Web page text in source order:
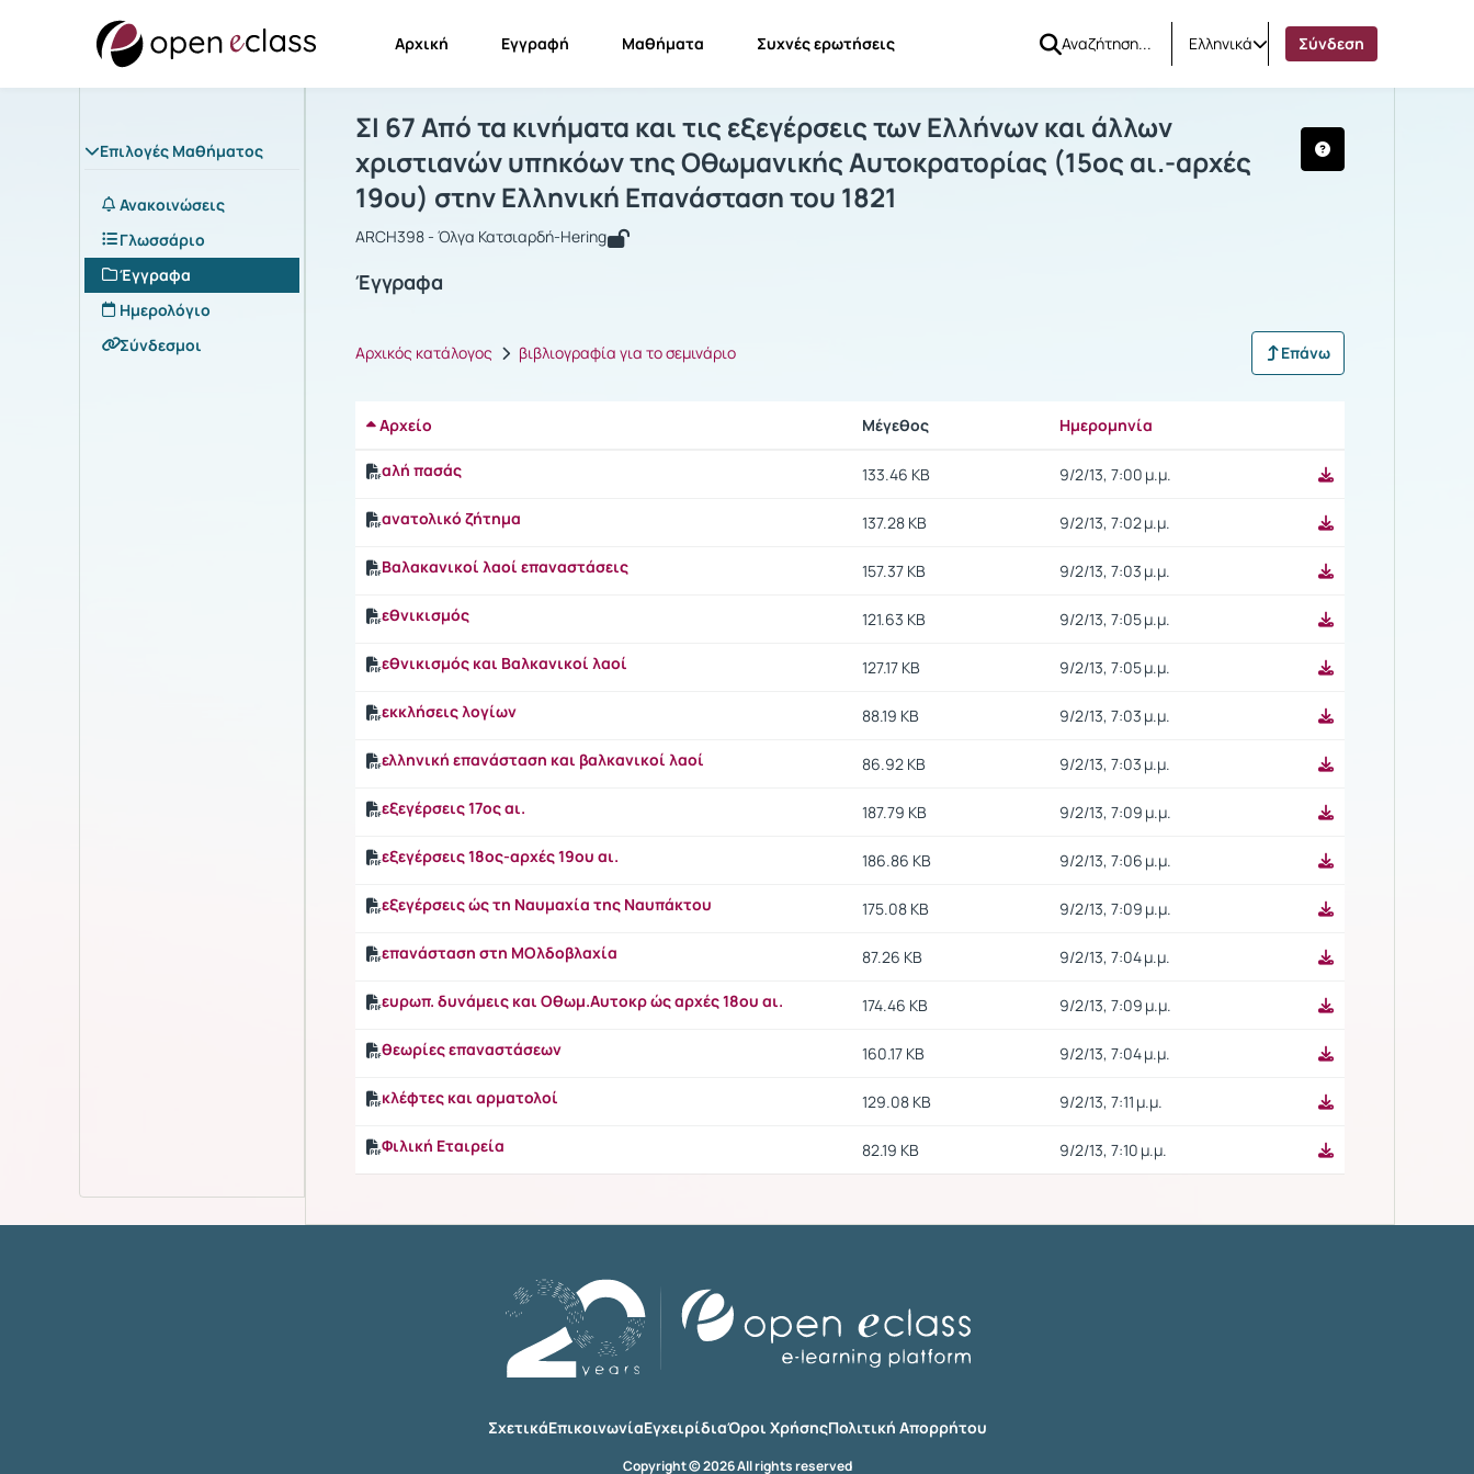
Αρχική Εγγραφή Μαθήματα Συχνές ερωτήσεις Ελληνικά Σύνδεση
Επιλογές Μαθήματος
Ανακοινώσεις
Γλωσσάριο
Έγγραφα
Ημερολόγιο
Σύνδεσμοι
Μάθημα : ΣΙ 67 Από τα κινήματα και τις εξεγέρσεις των Ελλήνων και άλλων
ΣΙ 67 Από τα κινήματα και τις εξεγέρσεις των Ελλήνων και άλλων
χριστιανών υπηκόων της Οθωμανικής Αυτοκρατορίας (15ος αι.-αρχές
19ου) στην Ελληνική Επανάσταση του 1821
ARCH398 - Όλγα Κατσιαρδή-Hering
Έγγραφα
Αρχικός κατάλογος βιβλιογραφία για το σεμινάριο Επάνω
Αρχείο Μέγεθος Ημερομηνία
αλή πασάς
133.46 KB 9/2/13, 7:00 μ.μ.
ανατολικό ζήτημα 137.28 KB 9/2/13, 7:02 μ.μ.
Βαλακανικοί λαοί επαναστάσεις 157.37 KB 9/2/13, 7:03 μ.μ.
εθνικισμός 121.63 KB 9/2/13, 7:05 μ.μ.
εθνικισμός και Βαλκανικοί λαοί 127.17 KB 9/2/13, 7:05 μ.μ.
εκκλήσεις λογίων 88.19 KB 9/2/13, 7:03 μ.μ.
ελληνική επανάσταση και βαλκανικοί λαοί 86.92 KB 9/2/13, 7:03 μ.μ.
εξεγέρσεις 17ος αι. 187.79 KB 9/2/13, 7:09 μ.μ.
εξεγέρσεις 18ος-αρχές 19ου αι. 186.86 KB 9/2/13, 7:06 μ.μ.
εξεγέρσεις ώς τη Ναυμαχία της Ναυπάκτου 175.08 KB 9/2/13, 7:09 μ.μ.
επανάσταση στη ΜΟλδοβλαχία 87.26 KB 9/2/13, 7:04 μ.μ.
ευρωπ. δυνάμεις και Οθωμ.Αυτοκρ ώς αρχές 18ου αι. 174.46 KB 9/2/13, 7:09 μ.μ.
θεωρίες επαναστάσεων 160.17 KB 9/2/13, 7:04 μ.μ.
κλέφτες και αρματολοί 129.08 KB 9/2/13, 7:11 μ.μ.
Φιλική Εταιρεία 82.19 KB 9/2/13, 7:10 μ.μ.
ΣχετικάΕπικοινωνίαΕγχειρίδιαΌροι ΧρήσηςΠολιτική Απορρήτου
Copyright © 2026 All rights reserved